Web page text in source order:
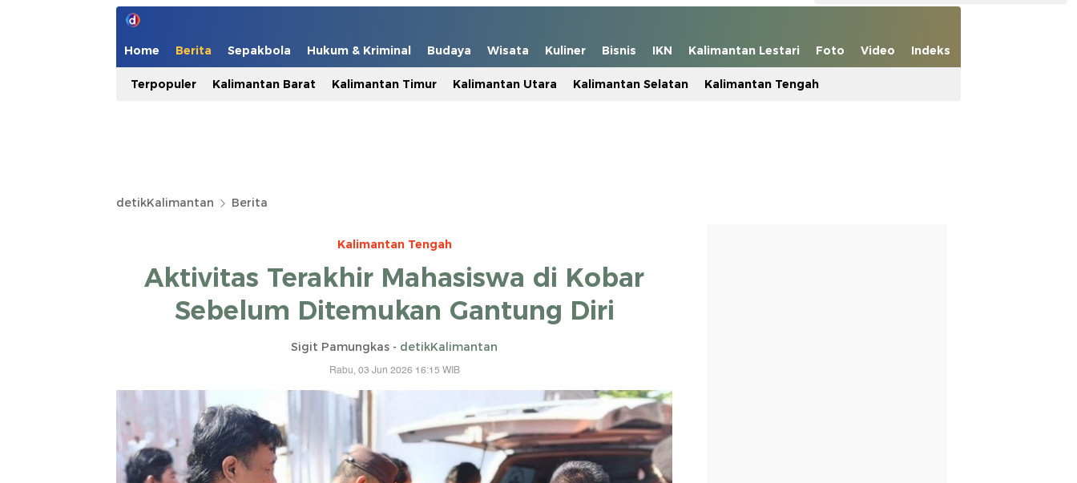
Home Berita Sepakbola Hukum & Kriminal Budaya Wisata Kuliner Bisnis IKN Kalimantan Lestari Foto Video Indeks
Terpopuler Kalimantan Barat Kalimantan Timur Kalimantan Utara Kalimantan Selatan Kalimantan Tengah
detikKalimantan Berita
Kalimantan Tengah
Aktivitas Terakhir Mahasiswa di Kobar
Sebelum Ditemukan Gantung Diri
Sigit Pamungkas - detikKalimantan
Rabu, 03 Jun 2026 16:15 WIB